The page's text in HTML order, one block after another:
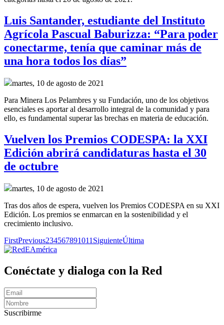
Luis Santander, estudiante del Instituto
Agrícola Pascual Baburizza: “Para poder
conectarme, tenía que caminar más de
una hora todos los días”
martes, 10 de agosto de 2021
Para Minera Los Pelambres y su Fundación, uno de los objetivos
esenciales es aportar al desarrollo integral de la comunidad y para
ello, es fundamental superar las brechas en materia de educación.
Vuelven los Premios CODESPA: la XXI
Edición abrirá candidaturas hasta el 30
de octubre
martes, 10 de agosto de 2021
Tras dos años de espera, vuelven los Premios CODESPA en su XXI
Edición. Los premios se enmarcan en la sostenibilidad y el
crecimiento inclusivo.
FirstPrevious234567891011 SiguienteÚltima
Conéctate y dialoga con la Red
Suscribirme